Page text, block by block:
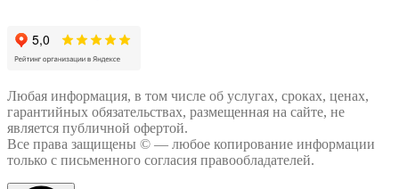
Любая информация, в том числе об услугах, сроках, ценах,
гарантийных обязательствах, размещенная на сайте, не
является публичной офертой.
Все права защищены © — любое копирование информации
только с письменного согласия правообладателей.